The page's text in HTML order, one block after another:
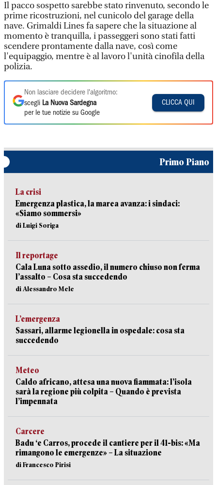
Il pacco sospetto sarebbe stato rinvenuto, secondo le
prime ricostruzioni, nel cunicolo del garage della
nave. Grimaldi Lines fa sapere che la situazione al
momento è tranquilla, i passeggeri sono stati fatti
scendere prontamente dalla nave, così come
l'equipaggio, mentre è al lavoro l'unità cinofila della
polizia.
Non lasciare decidere l'algoritmo:
scegli La Nuova Sardegna
per le tue notizie su Google
CLICCA QUI
Primo Piano
La crisi
Emergenza plastica, la marea avanza: i sindaci:
«Siamo sommersi»
di Luigi Soriga
Il reportage
Cala Luna sotto assedio, il numero chiuso non ferma
l’assalto – Cosa sta succedendo
di Alessandro Mele
L’emergenza
Sassari, allarme legionella in ospedale: cosa sta
succedendo
Meteo
Caldo africano, attesa una nuova fiammata: l’isola
sarà la regione più colpita – Quando è prevista
l’impennata
Carcere
Badu ‘e Carros, procede il cantiere per il 41-bis: «Ma
rimangono le emergenze» – La situazione
di Francesco Pirisi